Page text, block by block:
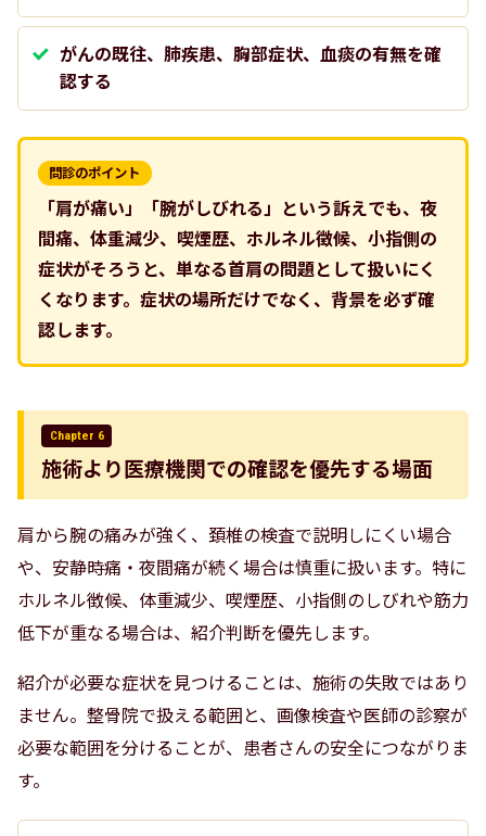
がんの既往、肺疾患、胸部症状、血痰の有無を確
認する
問診のポイント
「肩が痛い」「腕がしびれる」という訴えでも、夜
間痛、体重減少、喫煙歴、ホルネル徴候、小指側の
症状がそろうと、単なる首肩の問題として扱いにく
くなります。症状の場所だけでなく、背景を必ず確
認します。
Chapter 6
施術より医療機関での確認を優先する場面
肩から腕の痛みが強く、頚椎の検査で説明しにくい場合
や、安静時痛・夜間痛が続く場合は慎重に扱います。特に
ホルネル徴候、体重減少、喫煙歴、小指側のしびれや筋力
低下が重なる場合は、紹介判断を優先します。
紹介が必要な症状を見つけることは、施術の失敗ではあり
ません。整骨院で扱える範囲と、画像検査や医師の診察が
必要な範囲を分けることが、患者さんの安全につながりま
す。